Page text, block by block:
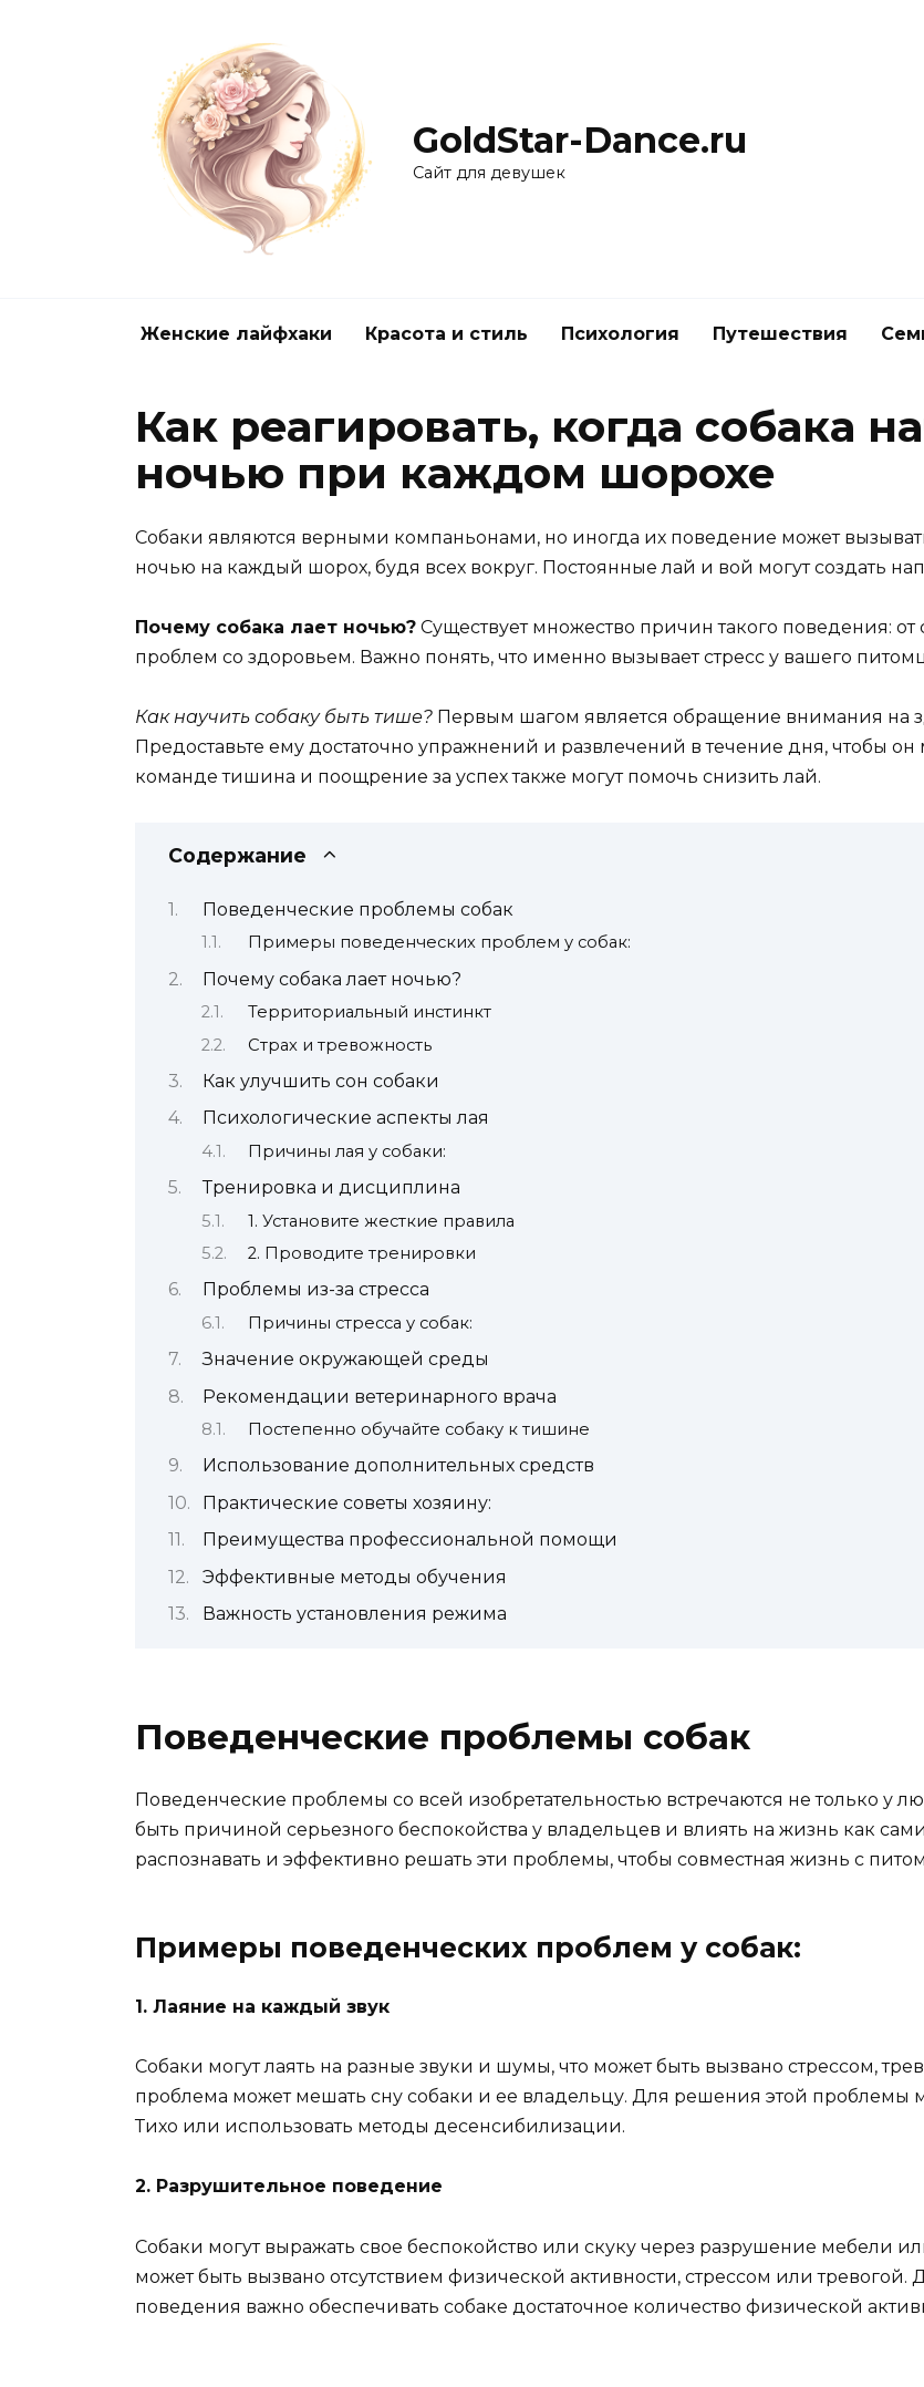
GoldStar-Dance.ru
Сайт для девушек
Женские лайфхаки Красота и стиль Психология Путешествия
Как реагировать, когда собака
ночью при каждом шорохе
Собаки являются верными компаньонами, но иногда их поведение может
ночью на каждый шорох, будя всех вокруг. Постоянные лай и вой могут создать
Почему собака лает ночью? Существует множество причин такого поведения:
проблем со здоровьем. Важно понять, что именно вызывает стресс у вашего
Как научить собаку быть тише? Первым шагом является обращение внимания на
Предоставьте ему достаточно упражнений и развлечений в течение дня, чтобы
команде тишина и поощрение за успех также могут помочь снизить лай.
Содержание
Поведенческие проблемы собак
Примеры поведенческих проблем у собак:
Почему собака лает ночью?
Территориальный инстинкт
Страх и тревожность
Как улучшить сон собаки
Психологические аспекты лая
Причины лая у собаки:
Тренировка и дисциплина
1. Установите жесткие правила
2. Проводите тренировки
Проблемы из-за стресса
Причины стресса у собак:
Значение окружающей среды
Рекомендации ветеринарного врача
Постепенно обучайте собаку к тишине
Использование дополнительных средств
Практические советы хозяину:
Преимущества профессиональной помощи
Эффективные методы обучения
Важность установления режима
Поведенческие проблемы собак
Поведенческие проблемы со всей изобретательностью встречаются не только у
быть причиной серьезного беспокойства у владельцев и влиять на жизнь как
распознавать и эффективно решать эти проблемы, чтобы совместная жизнь с
Примеры поведенческих проблем у собак:
1. Лаяние на каждый звук
Собаки могут лаять на разные звуки и шумы, что может быть вызвано стрессом,
проблема может мешать сну собаки и ее владельцу. Для решения этой проблемы
Тихо или использовать методы десенсибилизации.
2. Разрушительное поведение
Собаки могут выражать свое беспокойство или скуку через разрушение мебели
может быть вызвано отсутствием физической активности, стрессом или
поведения важно обеспечивать собаке достаточное количество физической